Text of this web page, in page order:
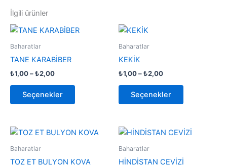
İlgili ürünler
Baharatlar
TANE KARABİBER
₺1,00–₺2,00
Fiyat
-
₺2,00
Seçenekler
Bu
Seçenekler
Baharatlar
KEKİK
₺1,00–₺2,00
Seçenekler
Seçenekler
sayfasından
Baharatlar
TOZ ET BULYON KOVA
Bu
Baharatlar
HİNDİSTAN CEVİZİ
Fiyat Bu
birden